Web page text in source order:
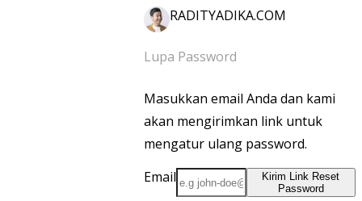
RADITYADIKA.COM
Lupa Password
Masukkan email Anda dan kami
akan mengirimkan link untuk
mengatur ulang password.
Email
Kirim Link Reset
Password